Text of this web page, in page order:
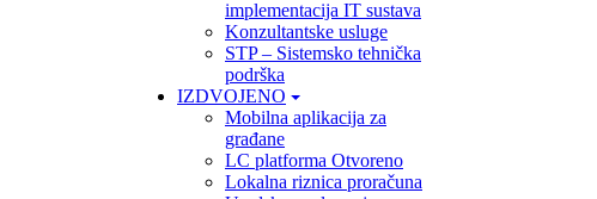
implementacija IT sustava
Konzultantske usluge
STP – Sistemsko tehnička
podrška
IZDVOJENO
Mobilna aplikacija za
građane
LC platforma Otvoreno
Lokalna riznica proračuna